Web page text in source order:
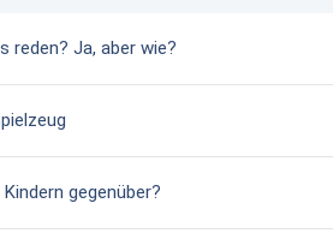
reden? Ja, aber wie?
gegenüber?